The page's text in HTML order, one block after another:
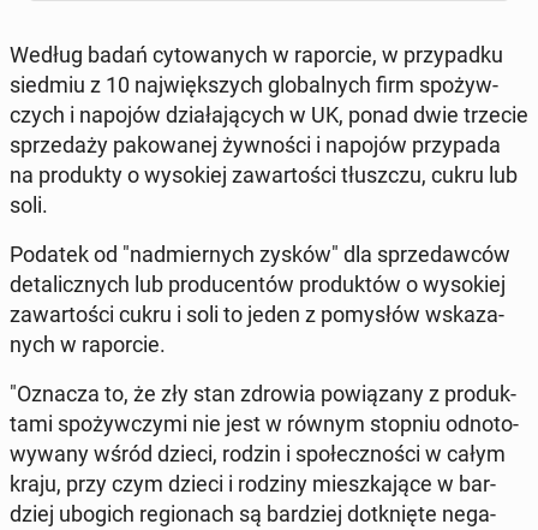
Według badań cy­to­wa­nych w ra­por­cie, w przy­pad­ku
siedmiu z 10 naj­więk­szych glo­bal­nych firm spo­żyw­
czych i napojów dzia­ła­ją­cych w UK, ponad dwie trzecie
sprze­da­ży pa­ko­wa­nej żyw­no­ści i napojów przy­pa­da
na pro­duk­ty o wy­so­kiej za­war­to­ści tłusz­czu, cukru lub
soli.
Podatek od "nad­mier­nych zysków" dla sprze­daw­ców
de­ta­licz­nych lub pro­du­cen­tów pro­duk­tów o wy­so­kiej
za­war­to­ści cukru i soli to jeden z po­my­słów wska­za­
nych w ra­por­cie.
"Oznacza to, że zły stan zdrowia po­wią­za­ny z pro­duk­
ta­mi spo­żyw­czy­mi nie jest w równym stopniu od­no­to­
wy­wa­ny wśród dzieci, rodzin i spo­łecz­no­ści w całym
kraju, przy czym dzieci i rodziny miesz­ka­ją­ce w bar­
dziej ubogich re­gio­nach są bar­dziej do­tknię­te ne­ga­